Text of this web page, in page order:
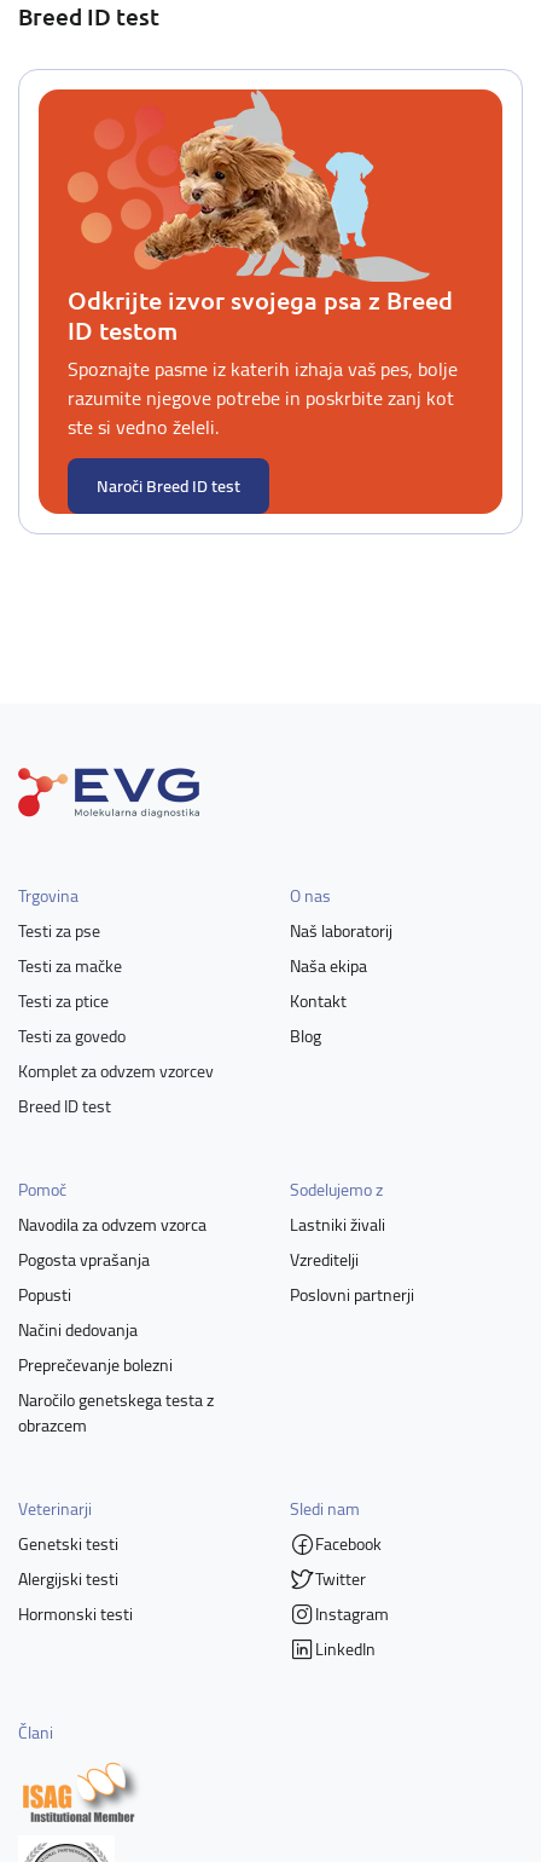
Breed ID test
Odkrijte izvor svojega psa z Breed
ID testom
Spoznajte pasme iz katerih izhaja vaš pes, bolje
razumite njegove potrebe in poskrbite zanj kot
ste si vedno želeli.
Naroči Breed ID test
Trgovina
Testi za pse
Testi za mačke
Testi za ptice
Testi za govedo
Komplet za odvzem vzorcev
Breed ID test
O nas
Naš laboratorij
Naša ekipa
Kontakt
Blog
Pomoč
Navodila za odvzem vzorca
Pogosta vprašanja
Popusti
Načini dedovanja
Preprečevanje bolezni
Naročilo genetskega testa z
obrazcem
Sodelujemo z
Lastniki živali
Vzreditelji
Poslovni partnerji
Veterinarji
Genetski testi
Alergijski testi
Hormonski testi
Sledi nam
Facebook
Twitter
Instagram
LinkedIn
Člani